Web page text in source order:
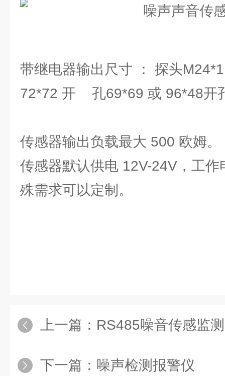
带继电器输出尺寸 ： 探头
72*72 开 孔69*69 或 96*48开
传感器输出负载最大 500 欧姆。
传感器默认供电 12V-24V，工
殊需求可以定制。
上一篇： RS485噪音传感监
下一篇： 噪声检测报警仪